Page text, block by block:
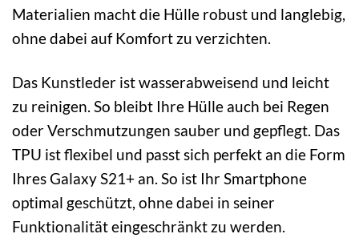
Materialien macht die Hülle robust und langlebig,
ohne dabei auf Komfort zu verzichten.
Das Kunstleder ist wasserabweisend und leicht
zu reinigen. So bleibt Ihre Hülle auch bei Regen
oder Verschmutzungen sauber und gepflegt. Das
TPU ist flexibel und passt sich perfekt an die Form
Ihres Galaxy S21+ an. So ist Ihr Smartphone
optimal geschützt, ohne dabei in seiner
Funktionalität eingeschränkt zu werden.